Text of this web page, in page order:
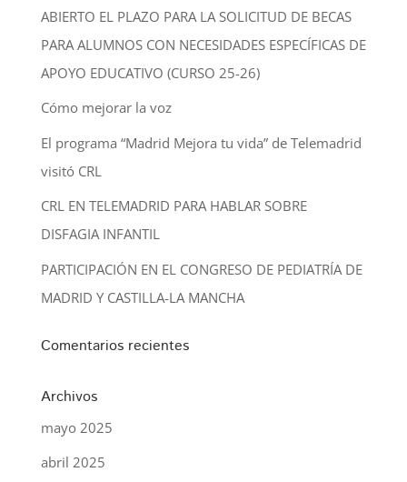
ABIERTO EL PLAZO PARA LA SOLICITUD DE BECAS
PARA ALUMNOS CON NECESIDADES ESPECÍFICAS DE
APOYO EDUCATIVO (CURSO 25-26)
Cómo mejorar la voz
El programa “Madrid Mejora tu vida” de Telemadrid
visitó CRL
CRL EN TELEMADRID PARA HABLAR SOBRE
DISFAGIA INFANTIL
PARTICIPACIÓN EN EL CONGRESO DE PEDIATRÍA DE
MADRID Y CASTILLA-LA MANCHA
Comentarios recientes
Archivos
mayo 2025
abril 2025